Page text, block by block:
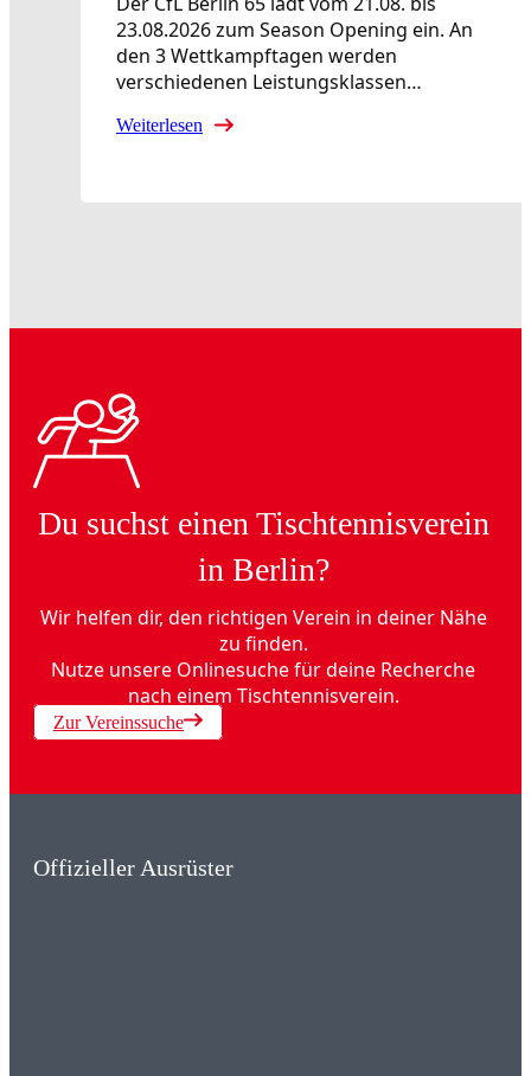
23.08.2026 zum Season Opening ein. An
den 3 Wettkampftagen werden
verschiedenen Leistungsklassen…
Weiterlesen
Du suchst einen Tischtennisverein
in Berlin?
Wir helfen dir, den richtigen Verein in deiner Nähe
zu finden.
Nutze unsere Onlinesuche für deine Recherche
nach einem Tischtennisverein.
Zur Vereinssuche
Offizieller Ausrüster